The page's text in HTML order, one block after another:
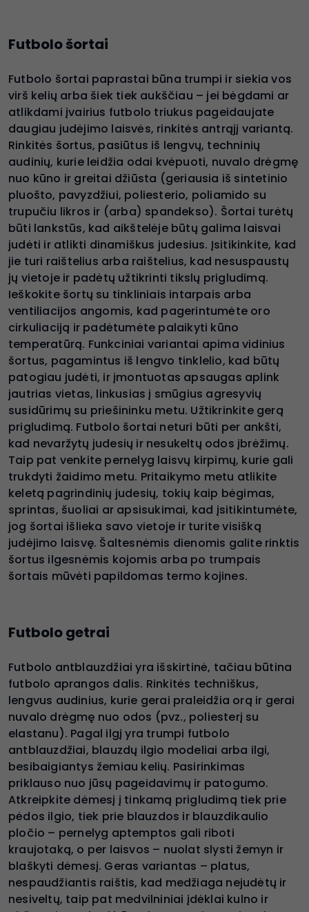
Futbolo šortai
Futbolo šortai paprastai būna trumpi ir siekia vos
virš kelių arba šiek tiek aukščiau – jei bėgdami ar
atlikdami įvairius futbolo triukus pageidaujate
daugiau judėjimo laisvės, rinkitės antrąjį variantą.
Rinkitės šortus, pasiūtus iš lengvų, techninių
audinių, kurie leidžia odai kvėpuoti, nuvalo drėgmę
nuo kūno ir greitai džiūsta (geriausia iš sintetinio
pluošto, pavyzdžiui, poliesterio, poliamido su
trupučiu likros ir (arba) spandekso). Šortai turėtų
būti lankstūs, kad aikštelėje būtų galima laisvai
judėti ir atlikti dinamiškus judesius. Įsitikinkite, kad
jie turi raištelius arba raištelius, kad nesuspaustų
jų vietoje ir padėtų užtikrinti tikslų prigludimą.
Ieškokite šortų su tinkliniais intarpais arba
ventiliacijos angomis, kad pagerintumėte oro
cirkuliaciją ir padėtumėte palaikyti kūno
temperatūrą. Funkciniai variantai apima vidinius
šortus, pagamintus iš lengvo tinklelio, kad būtų
patogiau judėti, ir įmontuotas apsaugas aplink
jautrias vietas, linkusias į smūgius agresyvių
susidūrimų su priešininku metu. Užtikrinkite gerą
prigludimą. Futbolo šortai neturi būti per ankšti,
kad nevaržytų judesių ir nesukeltų odos įbrėžimų.
Taip pat venkite pernelyg laisvų kirpimų, kurie gali
trukdyti žaidimo metu. Pritaikymo metu atlikite
keletą pagrindinių judesių, tokių kaip bėgimas,
sprintas, šuoliai ar apsisukimai, kad įsitikintumėte,
jog šortai išlieka savo vietoje ir turite visišką
judėjimo laisvę. Šaltesnėmis dienomis galite rinktis
šortus ilgesnėmis kojomis arba po trumpais
šortais mūvėti papildomas termo kojines.
Futbolo getrai
Futbolo antblauzdžiai yra išskirtinė, tačiau būtina
futbolo aprangos dalis. Rinkitės techniškus,
lengvus audinius, kurie gerai praleidžia orą ir gerai
nuvalo drėgmę nuo odos (pvz., poliesterį su
elastanu). Pagal ilgį yra trumpi futbolo
antblauzdžiai, blauzdų ilgio modeliai arba ilgi,
besibaigiantys žemiau kelių. Pasirinkimas
priklauso nuo jūsų pageidavimų ir patogumo.
Atkreipkite dėmesį į tinkamą prigludimą tiek prie
pėdos ilgio, tiek prie blauzdos ir blauzdikaulio
pločio – pernelyg aptemptos gali riboti
kraujotaką, o per laisvos – nuolat slysti žemyn ir
blaškyti dėmesį. Geras variantas – platus,
nespaudžiantis raištis, kad medžiaga nejudėtų ir
nesiveltų, taip pat medvilniniai įdėklai kulno ir